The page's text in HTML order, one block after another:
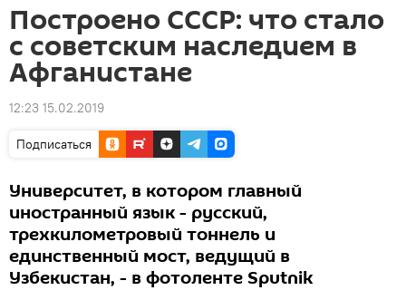
Построено СССР: что стало
с советским наследием в
Афганистане
12:23 15.02.2019
Подписаться
Университет, в котором главный
иностранный язык - русский,
трехкилометровый тоннель и
единственный мост, ведущий в
Узбекистан, - в фотоленте Sputnik